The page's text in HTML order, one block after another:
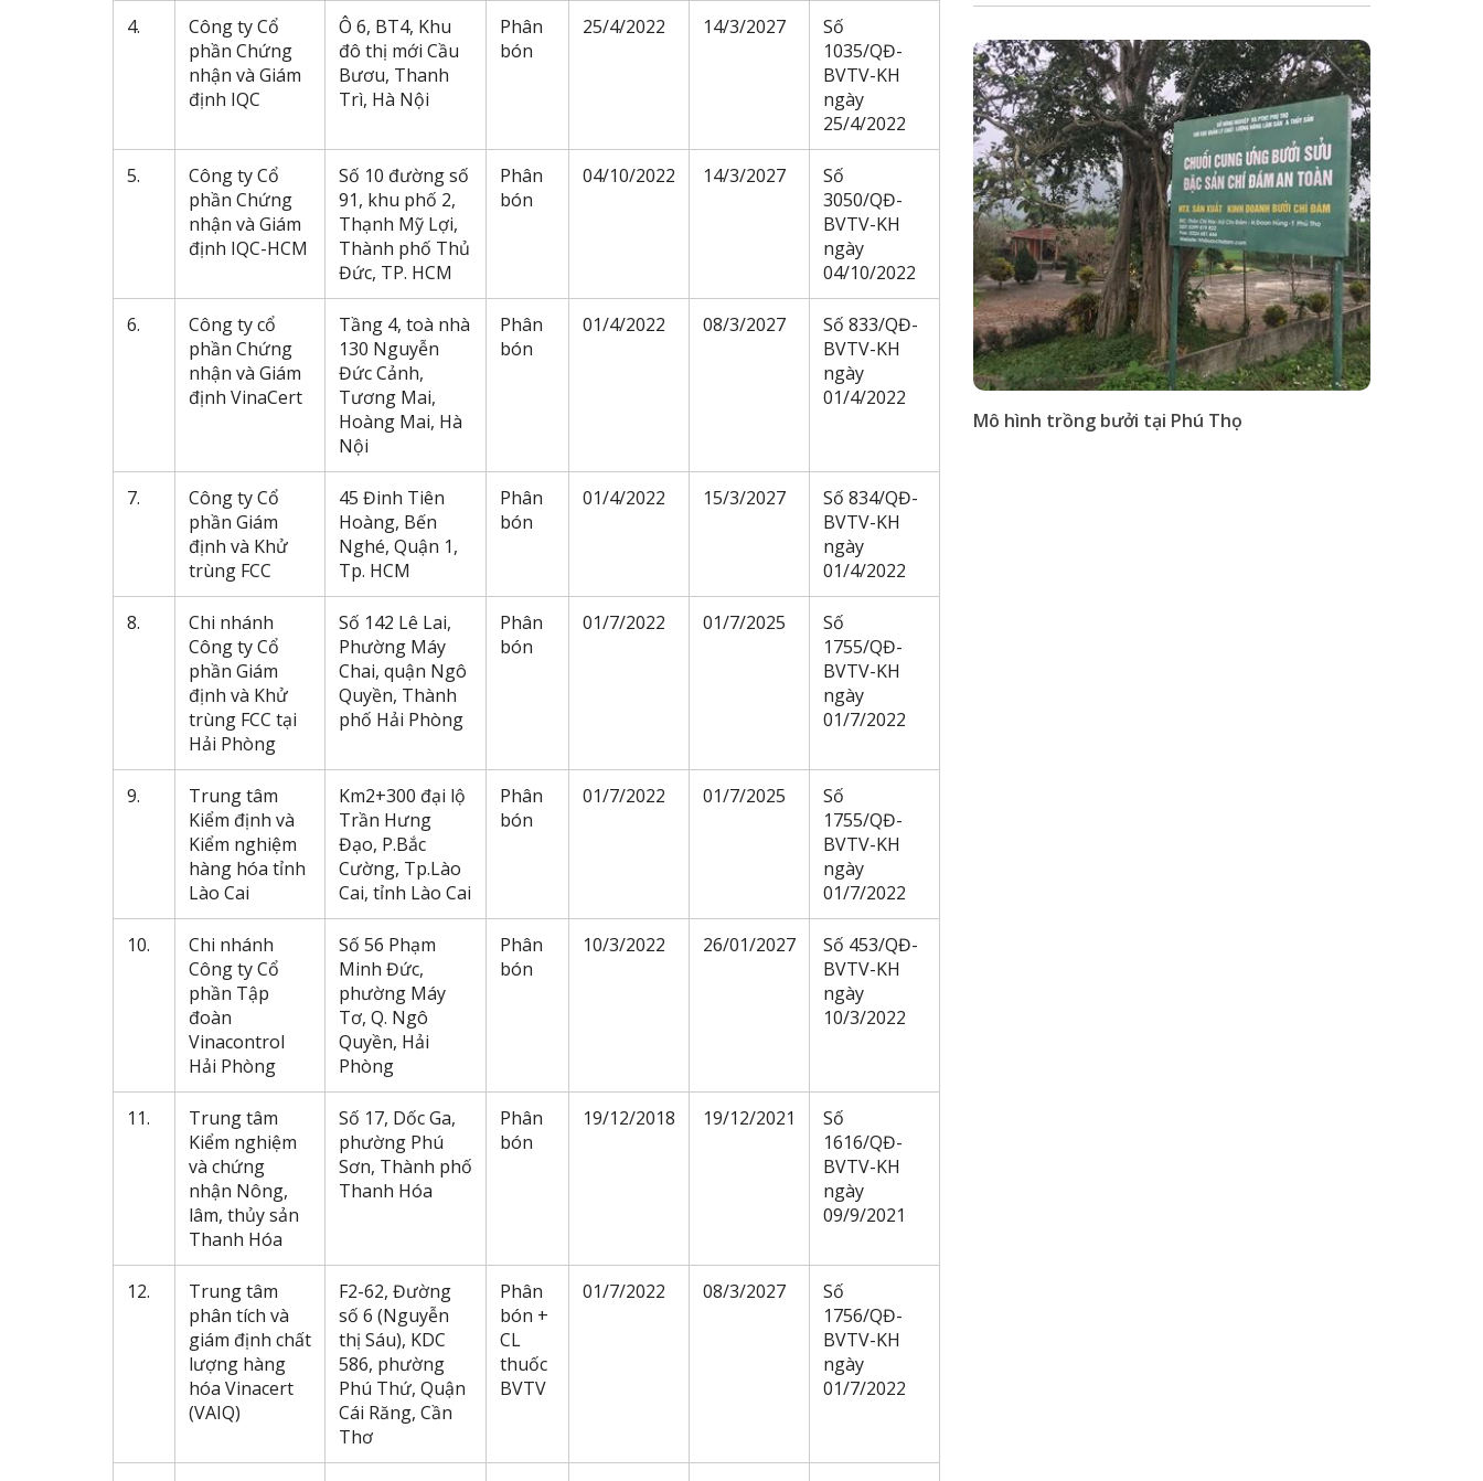
4.
Công ty Cổ
phần Chứng
nhận và Giám
định IQC
Ô 6, BT4, Khu
đô thị mới Cầu
Bươu, Thanh
Trì, Hà Nội
Phân
bón
25/4/2022 14/3/2027
Số
1035/QĐ-
BVTV-KH
ngày
25/4/2022
5.
Công ty Cổ
phần Chứng
nhận và Giám
định IQC-HCM
Số 10 đường số
91, khu phố 2,
Thạnh Mỹ Lợi,
Thành phố Thủ
Đức, TP. HCM
Phân
bón
04/10/2022 14/3/2027
Số
3050/QĐ-
BVTV-KH
ngày
04/10/2022
6.
Công ty cổ
phần Chứng
nhận và Giám
định VinaCert
Tầng 4, toà nhà
130 Nguyễn
Đức Cảnh,
Tương Mai,
Hoàng Mai, Hà
Nội
Phân
bón
01/4/2022 08/3/2027
Số 833/QĐ-
BVTV-KH
ngày
01/4/2022
7.
Công ty Cổ
phần Giám
định và Khử
trùng FCC
45 Đinh Tiên
Hoàng, Bến
Nghé, Quận 1,
Tp. HCM
Phân
bón
01/4/2022 15/3/2027
Số 834/QĐ-
BVTV-KH
ngày
01/4/2022
8.
Chi nhánh
Công ty Cổ
phần Giám
định và Khử
trùng FCC tại
Hải Phòng
Số 142 Lê Lai,
Phường Máy
Chai, quận Ngô
Quyền, Thành
phố Hải Phòng
Phân
bón
01/7/2022 01/7/2025
Số
1755/QĐ-
BVTV-KH
ngày
01/7/2022
9.
Trung tâm
Kiểm định và
Kiểm nghiệm
hàng hóa tỉnh
Lào Cai
Km2+300 đại lộ
Trần Hưng
Đạo, P.Bắc
Cường, Tp.Lào
Cai, tỉnh Lào Cai
Phân
bón
01/7/2022 01/7/2025
Số
1755/QĐ-
BVTV-KH
ngày
01/7/2022
10.
Chi nhánh
Công ty Cổ
phần Tập
đoàn
Vinacontrol
Hải Phòng
Số 56 Phạm
Minh Đức,
phường Máy
Tơ, Q. Ngô
Quyền, Hải
Phòng
Phân
bón
10/3/2022 26/01/2027
Số 453/QĐ-
BVTV-KH
ngày
10/3/2022
11.
Trung tâm
Kiểm nghiệm
và chứng
nhận Nông,
lâm, thủy sản
Thanh Hóa
Số 17, Dốc Ga,
phường Phú
Sơn, Thành phố
Thanh Hóa
Phân
bón
19/12/2018 19/12/2021
Số
1616/QĐ-
BVTV-KH
ngày
09/9/2021
12.
Trung tâm
phân tích và
giám định chất
lượng hàng
hóa Vinacert
(VAIQ)
F2-62, Đường
số 6 (Nguyễn
thị Sáu), KDC
586, phường
Phú Thứ, Quận
Cái Răng, Cần
Thơ
Phân
bón +
CL
thuốc
BVTV
01/7/2022 08/3/2027
Số
1756/QĐ-
BVTV-KH
ngày
01/7/2022
Mô hình trồng bưởi tại Phú Thọ